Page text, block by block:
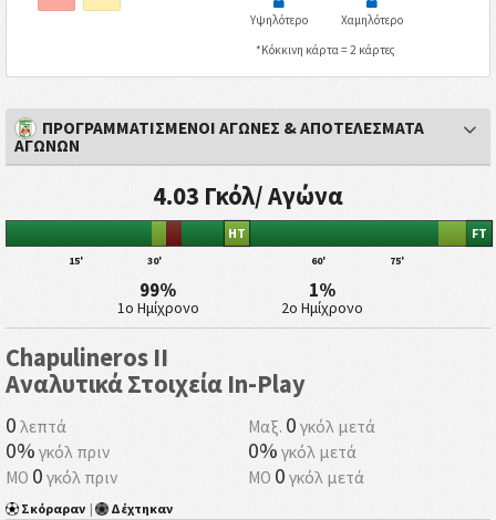
Υψηλότερο
Χαμηλότερο
*Κόκκινη κάρτα = 2 κάρτες
ΠΡΟΓΡΑΜΜΑΤΙΣΜΕΝΟΙ ΑΓΩΝΕΣ & ΑΠΟΤΕΛΕΣΜΑΤΑ
ΑΓΩΝΩΝ
4.03 Γκόλ/ Αγώνα
15' 30'
HT
60' 75'
FT
99%
1ο Ημίχρονο
1%
2ο Ημίχρονο
Chapulineros II
Αναλυτικά Στοιχεία In-Play
0 λεπτά Μαξ. 0 γκόλ μετά
0% γκόλ πριν 0% γκόλ μετά
ΜΟ 0 γκόλ πριν ΜΟ 0 γκόλ μετά
Σκόραραν | Δέχτηκαν